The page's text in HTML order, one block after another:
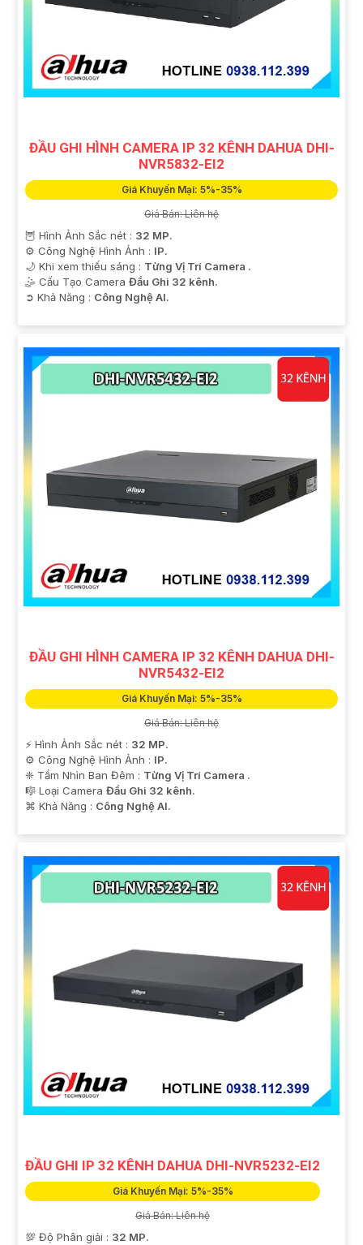
ĐẦU GHI HÌNH CAMERA IP 32 KÊNH DAHUA DHI-
NVR5832-EI2
Giá Khuyến Mại: 5%-35%
Giá Bán: Liên hệ
🦉 Hình Ảnh Sắc nét : 32 MP.
⚙ Công Nghệ Hình Ảnh : IP.
🌙 Khi xem thiếu sáng : Từng Vị Trí Camera .
🤹 Cấu Tạo Camera Đầu Ghi 32 kênh.
️➲ Khả Năng : Công Nghệ AI.
ĐẦU GHI HÌNH CAMERA IP 32 KÊNH DAHUA DHI-
NVR5432-EI2
Giá Khuyến Mại: 5%-35%
Giá Bán: Liên hệ
️⚡ Hình Ảnh Sắc nét : 32 MP.
⚙ Công Nghệ Hình Ảnh : IP.
❈ Tầm Nhìn Ban Đêm : Từng Vị Trí Camera .
🎼️ Loại Camera Đầu Ghi 32 kênh.
️⌘ Khả Năng : Công Nghệ AI.
ĐẦU GHI IP 32 KÊNH DAHUA DHI-NVR5232-EI2
Giá Khuyến Mại: 5%-35%
Giá Bán: Liên hệ
💯 Độ Phân giải : 32 MP.